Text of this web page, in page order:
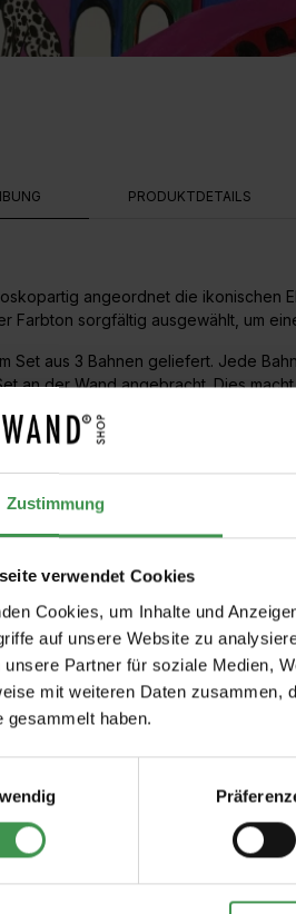
Zustimmung
verwendet Cookies
Cookies, um Inhalte und
auf unsere Website zu
unsere Partner für soziale Medien,
mit weiteren Daten zusammen,
gesammelt haben.
PRODUKTDETAILS
angeordnet die ikonischen
Farbton sorgfältig ausgewählt, um
Set aus 3 Bahnen geliefert. Jede
an der Wand angebracht. Dies
nur für Wände bis zu einer
Vlies. Dies macht die
Artikel:
2 kg